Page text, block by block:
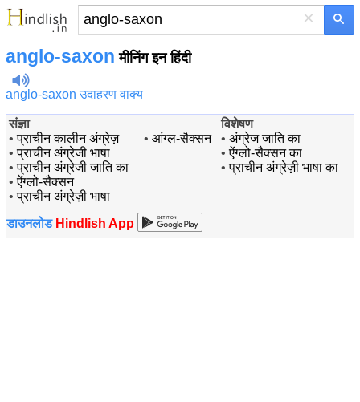
×
anglo-saxon मीनिंग इन हिंदी
anglo-saxon उदाहरण वाक्य
संज्ञा
•प्राचीन कालीन अंग्रेज़
•प्राचीन अंग्रेजी भाषा
•प्राचीन अंग्रेजी जाति का
•ऐंग्लो-सैक्सन
•प्राचीन अंग्रेज़ी भाषा
• आंग्ल-सैक्सन
विशेषण
• अंग्रेज जाति का
•ऐंग्लो-सैक्सन का
•प्राचीन अंग्रेज़ी भाषा का
डाउनलोड Hindlish App